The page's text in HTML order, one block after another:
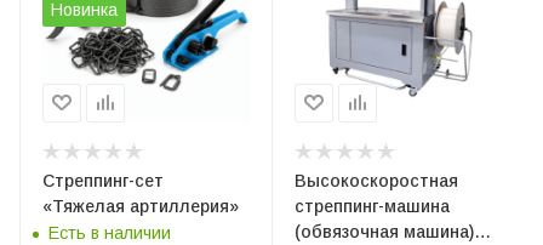
Новинка
Стреппинг-сет
«Тяжелая артиллерия»
Есть в наличии
Высокоскоростная
стреппинг-машина
(обвязочная машина)